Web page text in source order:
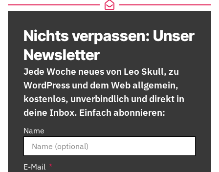
Nichts verpassen: Unser
Newsletter
Jede Woche neues von Leo Skull, zu
WordPress und dem Web allgemein,
kostenlos, unverbindlich und direkt in
deine Inbox. Einfach abonnieren:
Name
E-Mail